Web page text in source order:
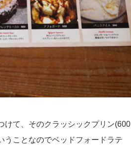
けて、そのクラッシックプリン(600
うことなのでベッドフォードラテ